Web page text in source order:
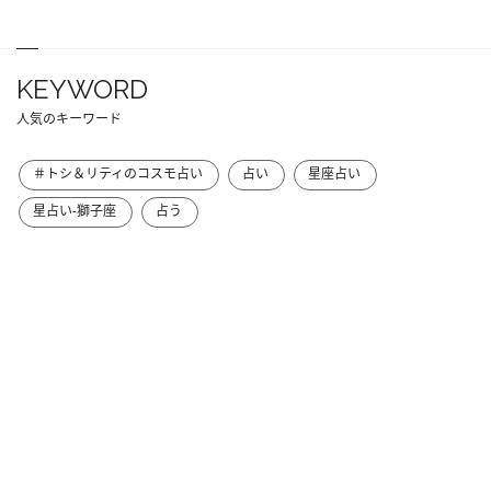
KEYWORD
人気のキーワード
＃トシ＆リティのコスモ占い 占い
星座占い
星占い-獅子座
占う